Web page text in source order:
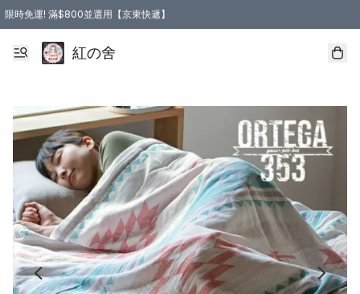
限時免運! 滿$800並選用【京東快遞】
紅の舍